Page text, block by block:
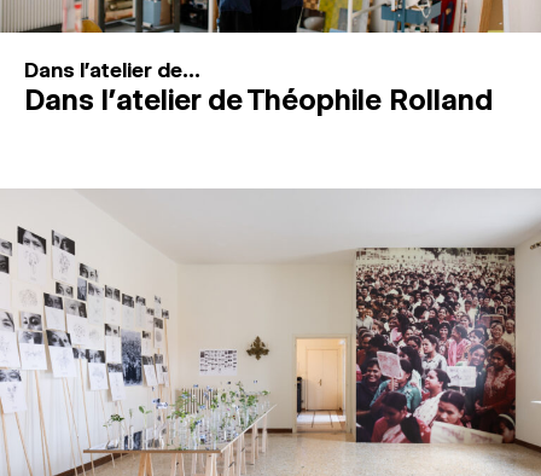
Dans l'atelier de...
Dans l’atelier de Théophile Rolland